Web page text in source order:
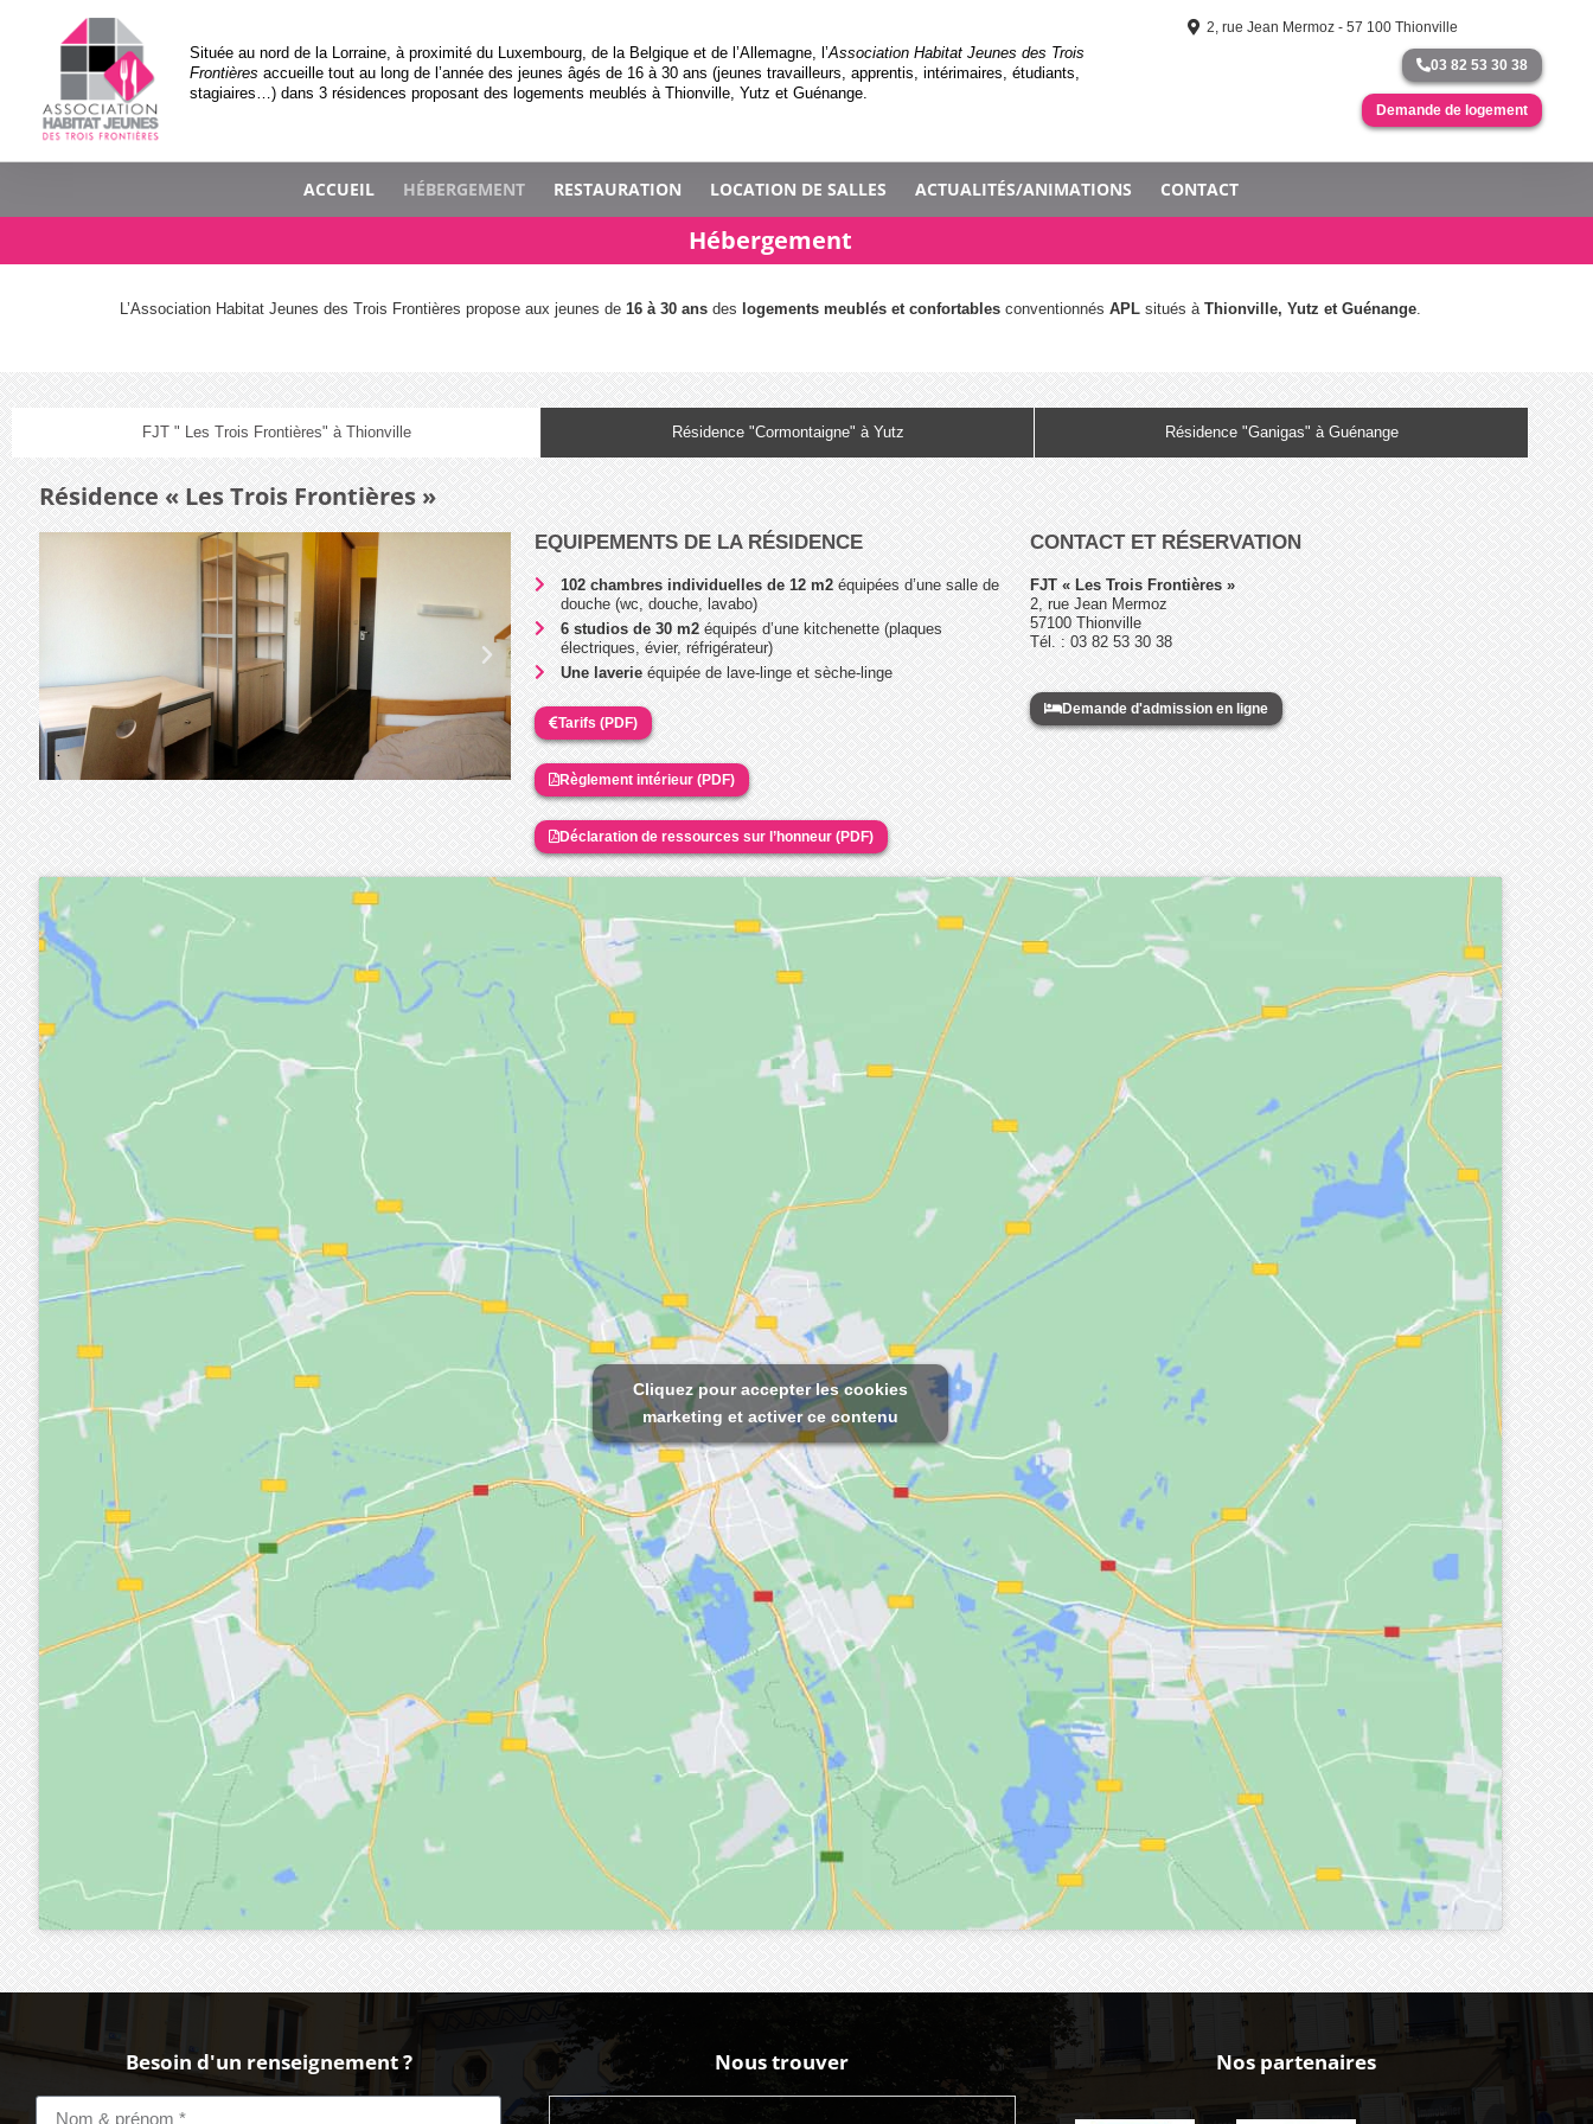
Située au nord de la Lorraine, à proximité du Luxembourg, de la Belgique et de l’Allemagne, l’Association Habitat Jeunes des Trois
Frontières accueille tout au long de l’année des jeunes âgés de 16 à 30 ans (jeunes travailleurs, apprentis, intérimaires, étudiants,
stagiaires…) dans 3 résidences proposant des logements meublés à Thionville, Yutz et Guénange.
2, rue Jean Mermoz - 57 100 Thionville
03 82 53 30 38
Demande de logement
ACCUEIL HÉBERGEMENT RESTAURATION LOCATION DE SALLES ACTUALITÉS/ANIMATIONS CONTACT
Hébergement
L’Association Habitat Jeunes des Trois Frontières propose aux jeunes de 16 à 30 ans des logements meublés et confortables conventionnés APL situés à Thionville, Yutz et Guénange.
FJT " Les Trois Frontières" à Thionville Résidence "Cormontaigne" à Yutz Résidence "Ganigas" à Guénange
Résidence « Les Trois Frontières »
EQUIPEMENTS DE LA RÉSIDENCE
102 chambres individuelles de 12 m2équipées d’une salle de
douche (wc, douche, lavabo)
6 studios de 30 m2équipés d’une kitchenette (plaques
électriques, évier, réfrigérateur)
Une laverieéquipée de lave-linge et sèche-linge
Tarifs (PDF)
Règlement intérieur (PDF)
Déclaration de ressources sur l’honneur (PDF)
CONTACT ET RÉSERVATION
FJT « Les Trois Frontières »
2, rue Jean Mermoz
57100 Thionville
Tél. : 03 82 53 30 38
Demande d'admission en ligne
Cliquez pour accepter les cookies
marketing et activer ce contenu
Besoin d'un renseignement ? Nous trouver Nos partenaires